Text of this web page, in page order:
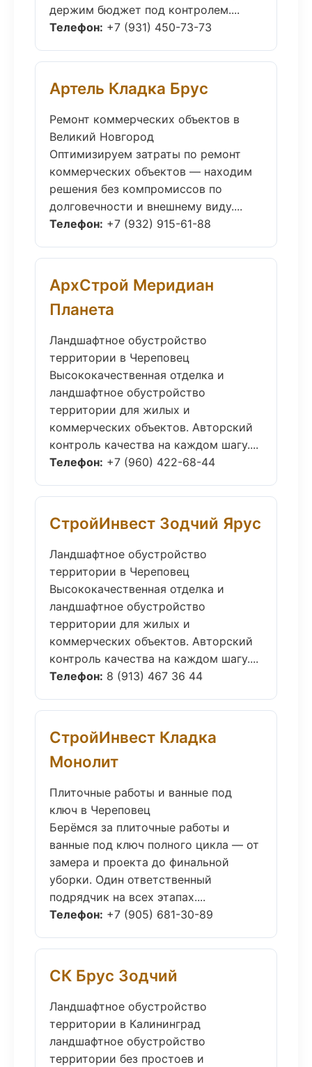
держим бюджет под контролем....
Телефон: +7 (931) 450-73-73
Артель Кладка Брус
Ремонт коммерческих объектов в
Великий Новгород
Оптимизируем затраты по ремонт
коммерческих объектов — находим
решения без компромиссов по
долговечности и внешнему виду....
Телефон: +7 (932) 915-61-88
АрхСтрой Меридиан
Планета
Ландшафтное обустройство
территории в Череповец
Высококачественная отделка и
ландшафтное обустройство
территории для жилых и
коммерческих объектов. Авторский
контроль качества на каждом шагу....
Телефон: +7 (960) 422-68-44
СтройИнвест Зодчий Ярус
Ландшафтное обустройство
территории в Череповец
Высококачественная отделка и
ландшафтное обустройство
территории для жилых и
коммерческих объектов. Авторский
контроль качества на каждом шагу....
Телефон: 8 (913) 467 36 44
СтройИнвест Кладка
Монолит
Плиточные работы и ванные под
ключ в Череповец
Берёмся за плиточные работы и
ванные под ключ полного цикла — от
замера и проекта до финальной
уборки. Один ответственный
подрядчик на всех этапах....
Телефон: +7 (905) 681-30-89
СК Брус Зодчий
Ландшафтное обустройство
территории в Калининград
ландшафтное обустройство
территории без простоев и